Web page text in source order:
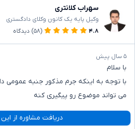
سهراب کلانتری
وکیل پایه یک کانون وکلای دادگستری
۴.۸
(۵۸) دیدگاه
۵ سال پیش
با سلام
با توجه به اینکه جرم مذکور جنبه عمومی
می تواند موضوع رو پیگیری کنه
دریافت مشاوره از